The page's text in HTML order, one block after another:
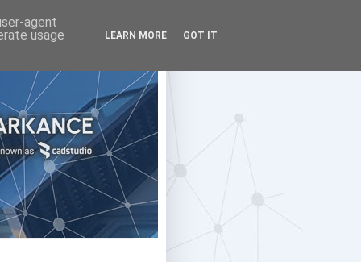
agent
usage
LEARN MORE GOT IT